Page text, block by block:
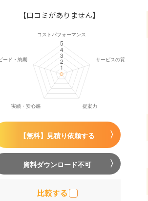
【口コミがありません】
【無料】見積り依頼する
資料ダウンロード不可
比較する